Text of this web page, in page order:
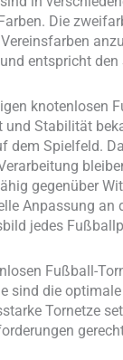
Die
entspricht den
knotenlosen
und Stabilität
dem Spielfeld.
gegenüber
Anpassung an
jedes
Fußball-
sind die
Tornetze